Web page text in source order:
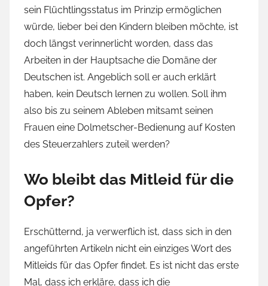
sein Flüchtlingsstatus im Prinzip ermöglichen
würde, lieber bei den Kindern bleiben möchte, ist
doch längst verinnerlicht worden, dass das
Arbeiten in der Hauptsache die Domäne der
Deutschen ist. Angeblich soll er auch erklärt
haben, kein Deutsch lernen zu wollen. Soll ihm
also bis zu seinem Ableben mitsamt seinen
Frauen eine Dolmetscher-Bedienung auf Kosten
des Steuerzahlers zuteil werden?
Wo bleibt das Mitleid für die
Opfer?
Erschütternd, ja verwerflich ist, dass sich in den
angeführten Artikeln nicht ein einziges Wort des
Mitleids für das Opfer findet. Es ist nicht das erste
Mal, dass ich erkläre, dass ich die